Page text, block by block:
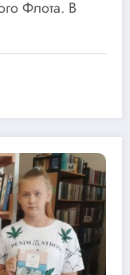
Флота. В